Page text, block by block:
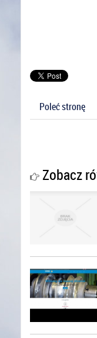
Poleć stronę
Zobacz